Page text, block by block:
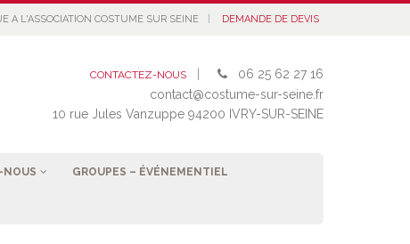
A L'ASSOCIATION COSTUME SUR SEINE DEMANDE DE DEVIS
CONTACTEZ-NOUS
06 25 62 27 16
contact@costume-sur-seine.fr
10 rue Jules Vanzuppe 94200 IVRY-SUR-SEINE
NOUS GROUPES – ÉVÉNEMENTIEL